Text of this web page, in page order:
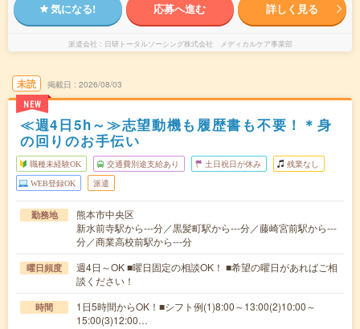
気になる! 応募へ進む 詳しく見る
派遣会社 日研トータルソーシング株式会社 メディカルケア事業部
未読
NEW
掲載日 2026/08/03
≪週4日5h～≫志望動機も履歴書も不要！＊身
の回りのお手伝い
職種未経験OK 交通費別途支給あり 土日祝日が休み 残業なし
WEB登録OK 派遣
勤務地
熊本市中央区
新水前寺駅から---分／黒髪町駅から---分／藤崎宮前駅から---
分／商業高校前駅から---分
曜日頻度
週4日～OK ■曜日固定の相談OK！ ■希望の曜日があればご相
談ください！
時間
1日5時間からOK！■シフト例(1)8:00～13:00(2)10:00～
15:00(3)12:00…